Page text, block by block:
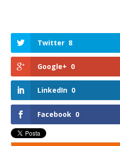
Twitter 8
Google+ 0
LinkedIn 0
Facebook 0